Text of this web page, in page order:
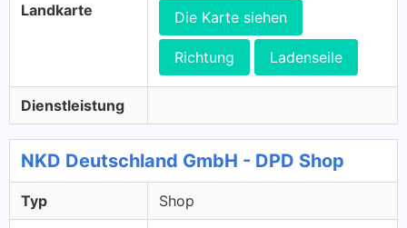
Landkarte Die Karte siehen
Richtung Ladenseile
Dienstleistung
NKD Deutschland GmbH - DPD Shop
Typ Shop